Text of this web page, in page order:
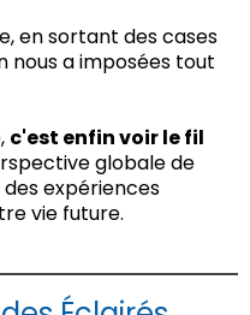
soi, sans savoir ce
ce que l’on va trouver.
avec une perspective
semaines d’hôtel,
:
« Mais qu’est‑ce
ça va se passer ? »
profond d’occuper
poussé à faire le
à l’autre bout du
Au contraire, elle m’a
en sortant des cases
nous a imposées tout
c'est enfin voir le fil
globale de
expériences
vie future.